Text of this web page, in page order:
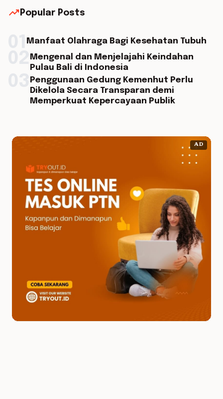
trending_up Popular Posts
Manfaat Olahraga Bagi Kesehatan Tubuh
Mengenal dan Menjelajahi Keindahan
Pulau Bali di Indonesia
Penggunaan Gedung Kemenhut Perlu
Dikelola Secara Transparan demi
Memperkuat Kepercayaan Publik
AD